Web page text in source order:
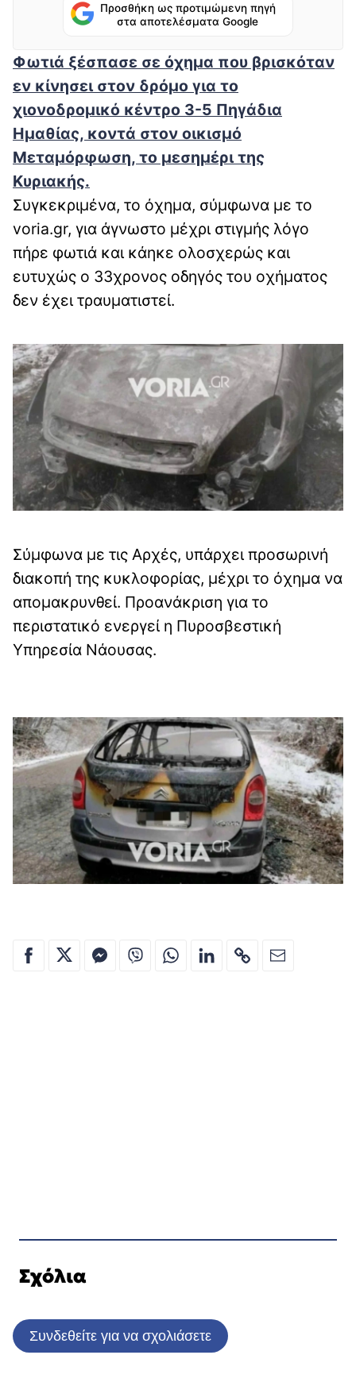
Προσθήκη ως προτιμώμενη πηγή
στα αποτελέσματα Google
Φωτιά ξέσπασε σε όχημα που βρισκόταν
εν κίνησει στον δρόμο για το
χιονοδρομικό κέντρο 3-5 Πηγάδια
Ημαθίας, κοντά στον οικισμό
Μεταμόρφωση, το μεσημέρι της
Κυριακής.
Συγκεκριμένα, το όχημα, σύμφωνα με το
voria.gr, για άγνωστο μέχρι στιγμής λόγο
πήρε φωτιά και κάηκε ολοσχερώς και
ευτυχώς ο 33χρονος οδηγός του οχήματος
δεν έχει τραυματιστεί.
Σύμφωνα με τις Αρχές, υπάρχει προσωρινή
διακοπή της κυκλοφορίας, μέχρι το όχημα να
απομακρυνθεί. Προανάκριση για το
περιστατικό ενεργεί η Πυροσβεστική
Υπηρεσία Νάουσας.
Σχόλια
Συνδεθείτε για να σχολιάσετε